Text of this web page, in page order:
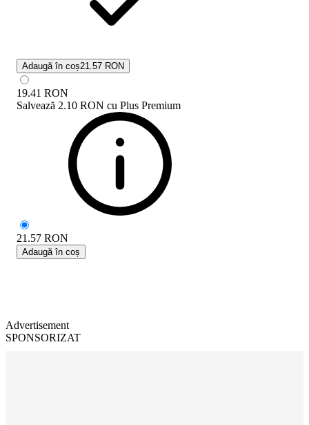
Adaugă în coș21.57 RON
19.41 RON
Salvează 2.10 RON cu Plus Premium
21.57 RON
Adaugă în coș
Advertisement
SPONSORIZAT